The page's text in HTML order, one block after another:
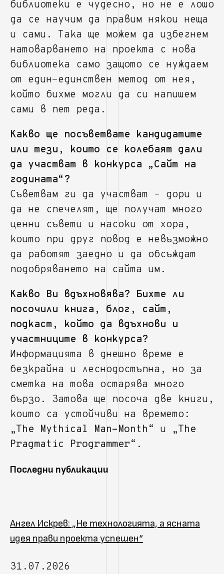
библиотеки е чудесно, но не е лошо
да се научим да правим някои неща
и сами. Така ще можем да избегнем
натоварването на проекта с нова
библиотека само защото се нуждаем
от един-единствен метод от нея,
който бихме могли да си напишем
сами в пет реда.
Какво ще посъветвате кандидатите
или тези, които се колебаят дали
да участват в конкурса „Сайт на
годината“?
Съветвам ги да участват – дори и
да не спечелят, ще получат много
ценни съвети и насоки от хора,
които при друг повод е невъзможно
да работят заедно и да обсъждат
подобряването на сайта им.
Какво Ви вдъхновява? Бихте ли
посочили книга, блог, сайт,
подкаст, който да вдъхнови и
участниците в конкурса?
Информацията в днешно време е
безкрайна и леснодостъпна, но за
сметка на това остарява много
бързо. Затова ще посоча две книги,
които са устойчиви на времето:
„The Mythical Man-Month“ и
„The
Pragmatic Programmer“ .
Последни публикации
Ангел Искрев: „Не технологията, а ясната
идея прави проекта успешен“
31.07.2026